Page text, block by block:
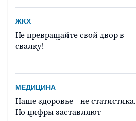
ЖКХ
Не превращайте свой двор в
свалку!
МЕДИЦИНА
Наше здоровье - не статистика.
Но цифры заставляют